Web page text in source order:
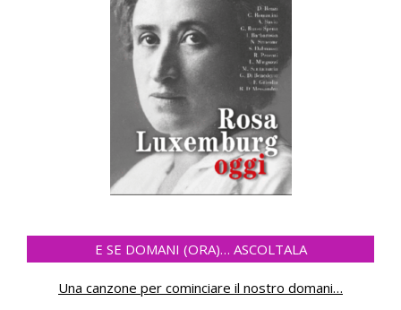
E SE DOMANI (ORA)… ASCOLTALA
Una canzone per cominciare il nostro domani…